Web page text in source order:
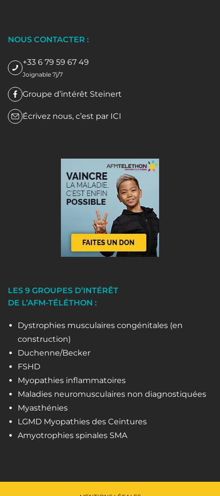
NOUS CONTACTER :
+33 6 79 59 67 49
Joignable 7j/7
Groupe d’intérêt Steinert
Écrivez nous, c’est par ICI
LES 9 GROUPES D’INTÉRÊT
DE L’AFM-TÉLÉTHON :
Dystrophies musculaires congénitales (en
construction)
Duchenne/Becker
FSHD
Myopathies inflammatoires
Maladies neuromusculaires non diagnostiquées
Myasthénies
LGMD Myopathies des Ceintures
Amyotrophies spinales SMA